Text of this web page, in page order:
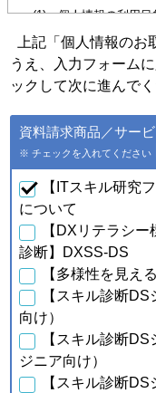
(1) 個人情報の利用目
個人情報の種類
ａ．会員のお申し込
い取得した個人情報
ｂ．資料請求・問合
い取得した個人情報
上記「個人情報のお
うえ、入力フォーム
ックして次に進んでく
資料請求商品／サー
※ チェックを入れてください
【ITスキル研究
について
【DXリテラシ
診断】DXSS-DS
【多様性を見え
【スキル診断
向け）
【スキル診断
ジニア向け）
【スキル診断